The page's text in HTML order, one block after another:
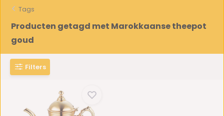
Tags
Producten getagd met Marokkaanse theepot
goud
Filters